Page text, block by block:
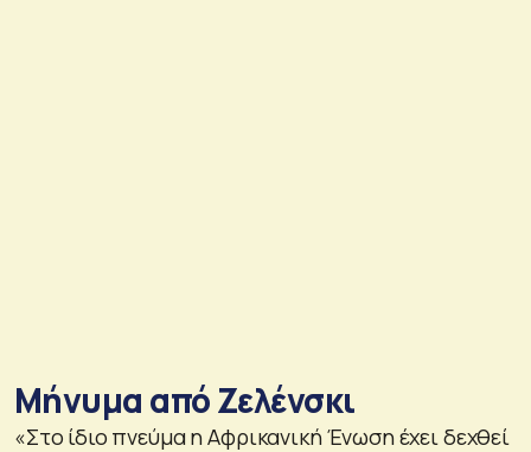
Μήνυμα από Ζελένσκι
«Στο ίδιο πνεύμα η Αφρικανική Ένωση έχει δεχθεί